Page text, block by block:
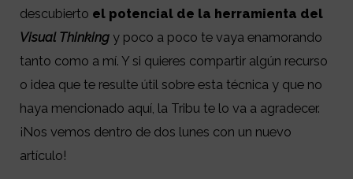
descubierto el potencial de la herramienta del
Visual Thinking y poco a poco te vaya enamorando
tanto como a mí. Y si quieres compartir algún recurso
o idea que te resulte útil sobre esta técnica y que no
haya mencionado aquí, la Tribu te lo va a agradecer.
¡Nos vemos dentro de dos lunes con un nuevo
artículo!